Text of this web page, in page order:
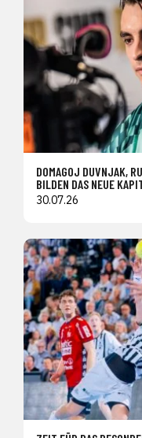
DOMAGOJ DUVNJAK,
BILDEN DAS NEUE
30.07.26